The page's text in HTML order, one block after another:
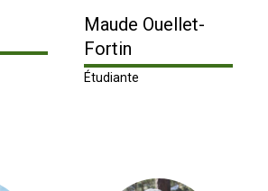
Maude Ouellet-
Fortin
Étudiante